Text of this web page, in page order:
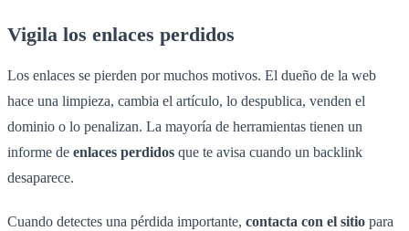
Vigila los enlaces perdidos
Los enlaces se pierden por muchos motivos. El dueño de la web
hace una limpieza, cambia el artículo, lo despublica, venden el
dominio o lo penalizan. La mayoría de herramientas tienen un
informe de enlaces perdidos que te avisa cuando un backlink
desaparece.
Cuando detectes una pérdida importante, contacta con el sitio para